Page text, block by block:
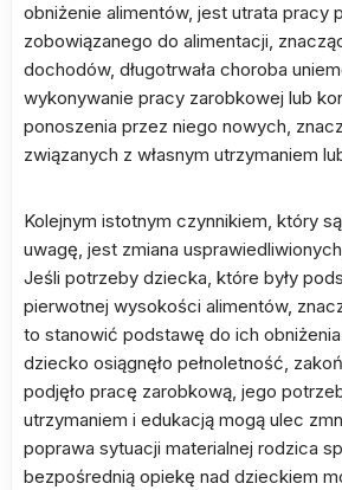
obniżenie alimentów, jest utrata pracy
zobowiązanego do alimentacji,
dochodów, długotrwała choroba
wykonywanie pracy zarobkowej lub
ponoszenia przez niego nowych,
związanych z własnym utrzymaniem
Kolejnym istotnym czynnikiem, który
uwagę, jest zmiana
Jeśli potrzeby dziecka, które były
pierwotnej wysokości alimentów,
to stanowić podstawę do ich
dziecko osiągnęło pełnoletność,
podjęło pracę zarobkową, jego
utrzymaniem i edukacją mogą ulec
poprawa sytuacji materialnej rodzica
bezpośrednią opiekę nad dzieckiem